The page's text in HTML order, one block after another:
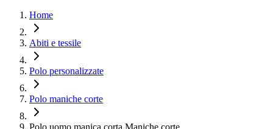
Home
Abiti e tessile
Polo personalizzate
Polo maniche corte
Polo uomo manica corta Maniche corte